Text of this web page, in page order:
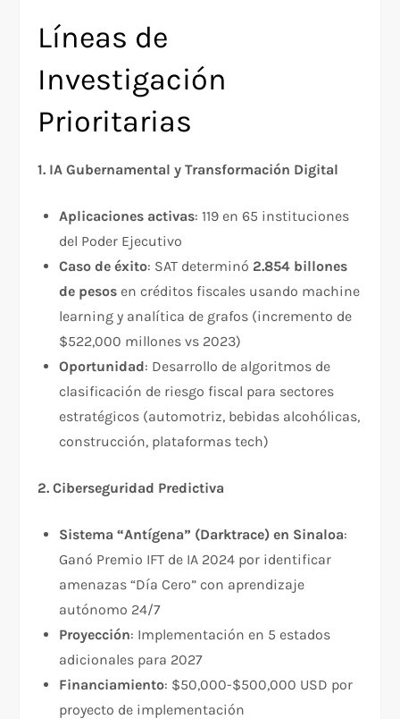
Líneas de
Investigación
Prioritarias
1. IA Gubernamental y Transformación Digital
Aplicaciones activas: 119 en 65 instituciones
del Poder Ejecutivo​
Caso de éxito: SAT determinó 2.854 billones
de pesos en créditos fiscales usando machine
learning y analítica de grafos (incremento de
$522,000 millones vs 2023)​
Oportunidad: Desarrollo de algoritmos de
clasificación de riesgo fiscal para sectores
estratégicos (automotriz, bebidas alcohólicas,
construcción, plataformas tech)​
2. Ciberseguridad Predictiva
Sistema “Antígena” (Darktrace) en Sinaloa:
Ganó Premio IFT de IA 2024 por identificar
amenazas “Día Cero” con aprendizaje
autónomo 24/7​
Proyección: Implementación en 5 estados
adicionales para 2027
Financiamiento: $50,000-$500,000 USD por
proyecto de implementación​